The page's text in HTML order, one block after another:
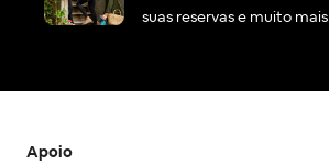
suas reservas e muito mais.
Apoio